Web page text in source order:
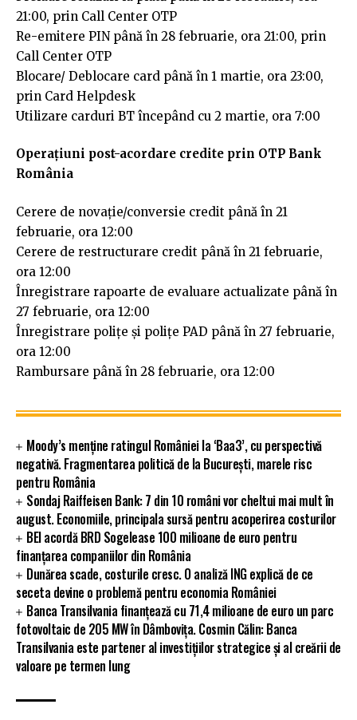
21:00, prin Call Center OTP
Re-emitere PIN până în 28 februarie, ora 21:00, prin
Call Center OTP
Blocare/ Deblocare card până în 1 martie, ora 23:00,
prin Card Helpdesk
Utilizare carduri BT începând cu 2 martie, ora 7:00
Operațiuni post-acordare credite prin OTP Bank
România
Cerere de novație/conversie credit până în 21
februarie, ora 12:00
Cerere de restructurare credit până în 21 februarie,
ora 12:00
Înregistrare rapoarte de evaluare actualizate până în
27 februarie, ora 12:00
Înregistrare polițe și polițe PAD până în 27 februarie,
ora 12:00
Rambursare până în 28 februarie, ora 12:00
Moody’s menține ratingul României la ‘Baa3’, cu perspectivă
negativă. Fragmentarea politică de la București, marele risc
pentru România
Sondaj Raiffeisen Bank: 7 din 10 români vor cheltui mai mult în
august. Economiile, principala sursă pentru acoperirea costurilor
BEI acordă BRD Sogelease 100 milioane de euro pentru
finanțarea companiilor din România
Dunărea scade, costurile cresc. O analiză ING explică de ce
seceta devine o problemă pentru economia României
Banca Transilvania finanțează cu 71,4 milioane de euro un parc
fotovoltaic de 205 MW în Dâmbovița. Cosmin Călin: Banca
Transilvania este partener al investițiilor strategice și al creării de
valoare pe termen lung